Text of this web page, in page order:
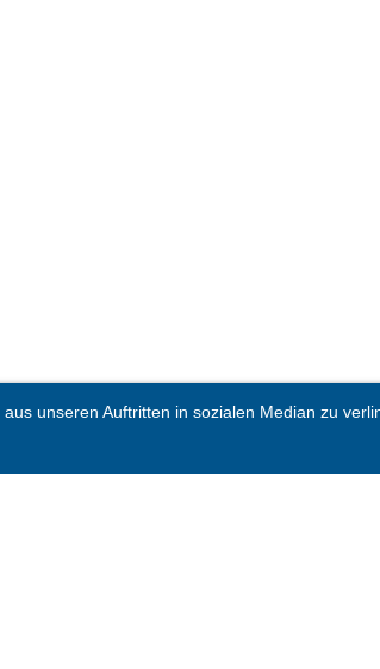
unseren Auftritten in sozialen Median zu